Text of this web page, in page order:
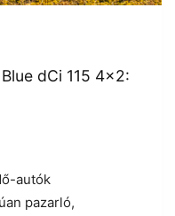
dCi 115 4×2:
autók
pazarló,